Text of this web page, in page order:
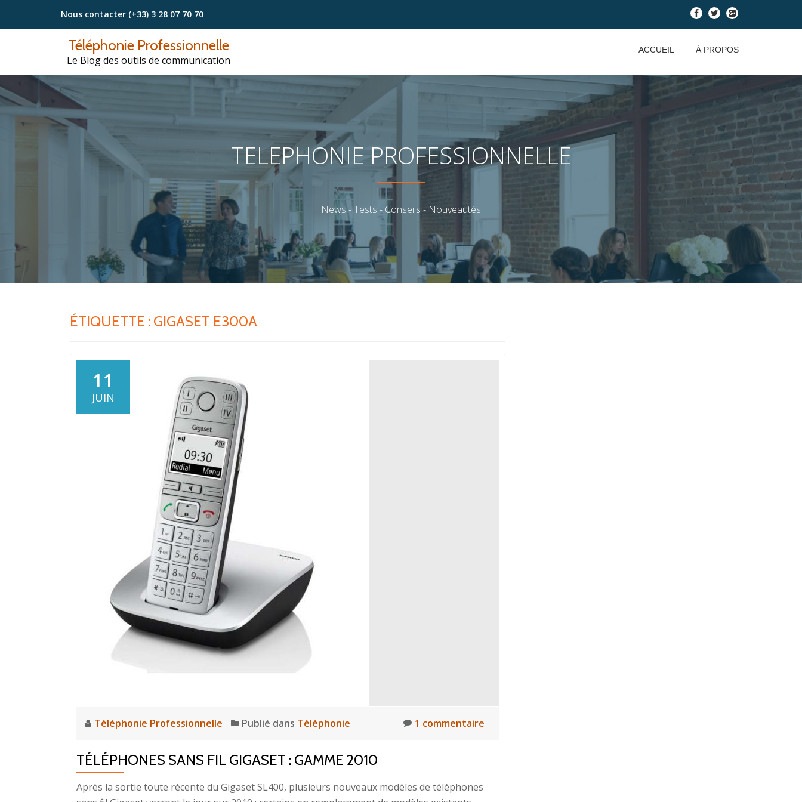
Aller
Nous contacter (+33) 3 28 07 70 70 - - -
Téléphonie Professionnelle
Le Blog des outils de communication
ACCUEIL À PROPOS
TELEPHONIE PROFESSIONNELLE
News - Tests - Conseils - Nouveautés
ÉTIQUETTE : GIGASET E300A
11
JUIN
Téléphonie Professionnelle Publié dans Téléphonie 1 commentaire
TÉLÉPHONES SANS FIL GIGASET : GAMME 2010
Après la sortie toute récente du Gigaset SL400, plusieurs nouveaux modèles de téléphones